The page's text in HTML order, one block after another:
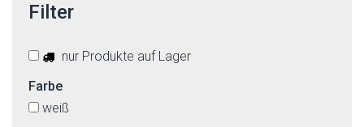
Filter
nur Produkte auf Lager
Farbe
weiß